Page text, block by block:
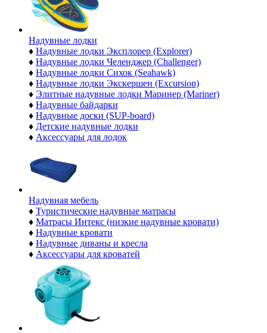
Надувные лодки
♦ Надувные лодки Эксплорер (Explorer)
♦ Надувные лодки Челенджер (Challenger)
♦ Надувные лодки Сихок (Seahawk)
♦ Надувные лодки Экскершен (Excursion)
♦ Элитные надувные лодки Маринер (Mariner)
♦ Надувные байдарки
♦ Надувные доски (SUP-board)
♦ Детские надувные лодки
♦ Аксессуары для лодок
Надувная мебель
♦ Туристические надувные матрасы
♦ Матрасы Интекс (низкие надувные кровати)
♦ Надувные кровати
♦ Надувные диваны и кресла
♦ Аксессуары для кроватей